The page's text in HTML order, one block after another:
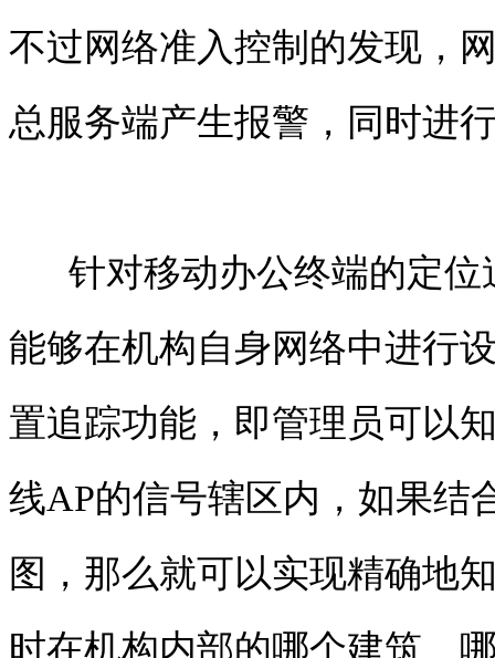
不过网络准入控制 的发现，
总服务端产生报警，同时进
针对移动办公终端的定位
能够在机构自身网络中进行
置追踪功能，即管理员可以
线AP的信号辖区内，如果结
图，那么就可以实现精确地
时在机构内部的哪个建筑、